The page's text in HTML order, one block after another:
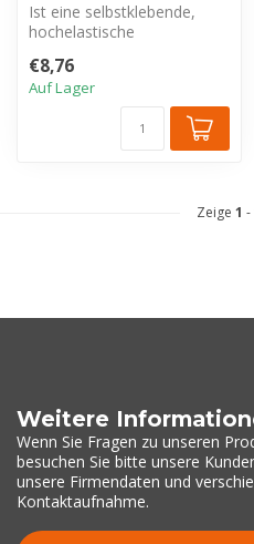
Ist eine selbstklebende,
hochelastische
Vibrationen und Res...
€8,76
Auf Lager
Zeige 1 -
Weitere
Wenn Sie Fragen zu unseren
besuchen Sie bitte unsere
unsere Firmendaten und
Kontaktaufnahme.